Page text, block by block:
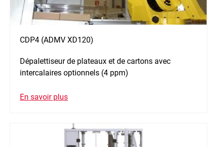
CDP4 (ADMV XD120)
Dépalettiseur de plateaux et de cartons avec
intercalaires optionnels (4 ppm)
En savoir plus